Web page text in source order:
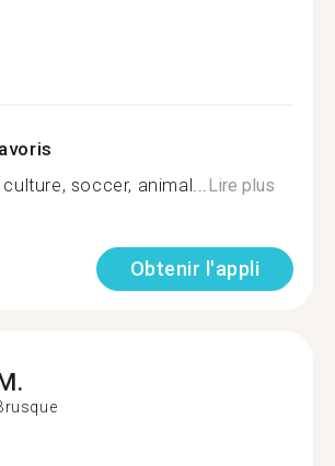
soccer, animal...Lire plus
Obtenir l'appli